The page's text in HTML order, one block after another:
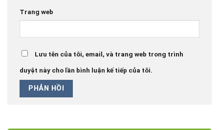
Trang web
Lưu tên của tôi, email, và trang web trong trình
duyệt này cho lần bình luận kế tiếp của tôi.